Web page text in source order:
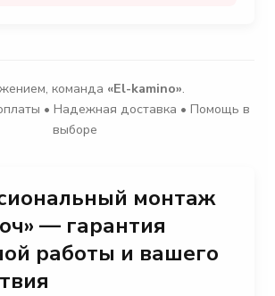
команда «El-kamino».
• Надежная доставка • Помощь в
выборе
монтаж
— гарантия
работы и вашего